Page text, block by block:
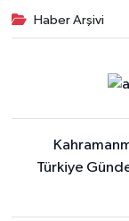
Haber Arşivi
Türkiye